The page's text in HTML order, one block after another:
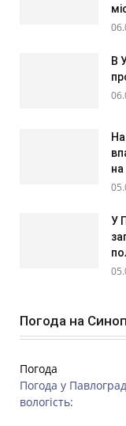
В
У
Погода на
Погода
Погода у
вологість: